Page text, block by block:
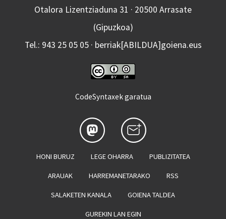
Otalora Lizentziaduna 31 · 20500 Arrasate
(Gipuzkoa)
Tel.: 943 25 05 05 · berriak[ABILDUA]goiena.eus
CodeSyntaxek garatua
HONI BURUZ LEGE OHARRA PUBLIZITATEA
ARAUAK HARREMANETARAKO RSS
SALAKETEN KANALA GOIENA TALDEA
GUREKIN LAN EGIN